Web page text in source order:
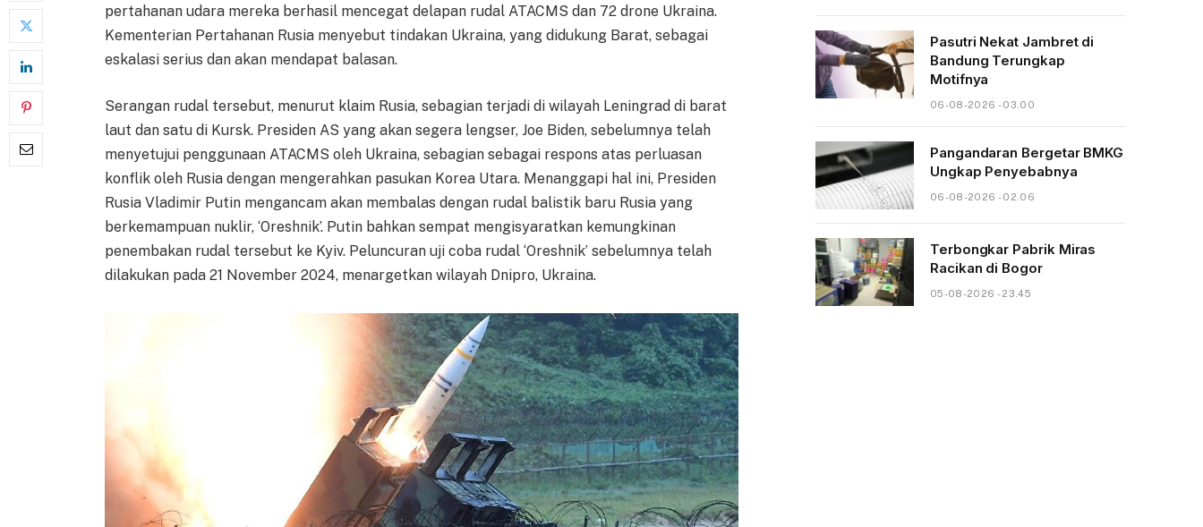
pertahanan udara mereka berhasil mencegat delapan rudal ATACMS dan 72 drone Ukraina.
Kementerian Pertahanan Rusia menyebut tindakan Ukraina, yang didukung Barat, sebagai
eskalasi serius dan akan mendapat balasan.
Serangan rudal tersebut, menurut klaim Rusia, sebagian terjadi di wilayah Leningrad di barat
laut dan satu di Kursk. Presiden AS yang akan segera lengser, Joe Biden, sebelumnya telah
menyetujui penggunaan ATACMS oleh Ukraina, sebagian sebagai respons atas perluasan
konflik oleh Rusia dengan mengerahkan pasukan Korea Utara. Menanggapi hal ini, Presiden
Rusia Vladimir Putin mengancam akan membalas dengan rudal balistik baru Rusia yang
berkemampuan nuklir, ‘Oreshnik’. Putin bahkan sempat mengisyaratkan kemungkinan
penembakan rudal tersebut ke Kyiv. Peluncuran uji coba rudal ‘Oreshnik’ sebelumnya telah
dilakukan pada 21 November 2024, menargetkan wilayah Dnipro, Ukraina.
Pasutri Nekat Jambret di
Bandung Terungkap
Motifnya
06-08-2026 - 03.00
Pangandaran Bergetar BMKG
Ungkap Penyebabnya
06-08-2026 - 02.06
Terbongkar Pabrik Miras
Racikan di Bogor
05-08-2026 - 23.45